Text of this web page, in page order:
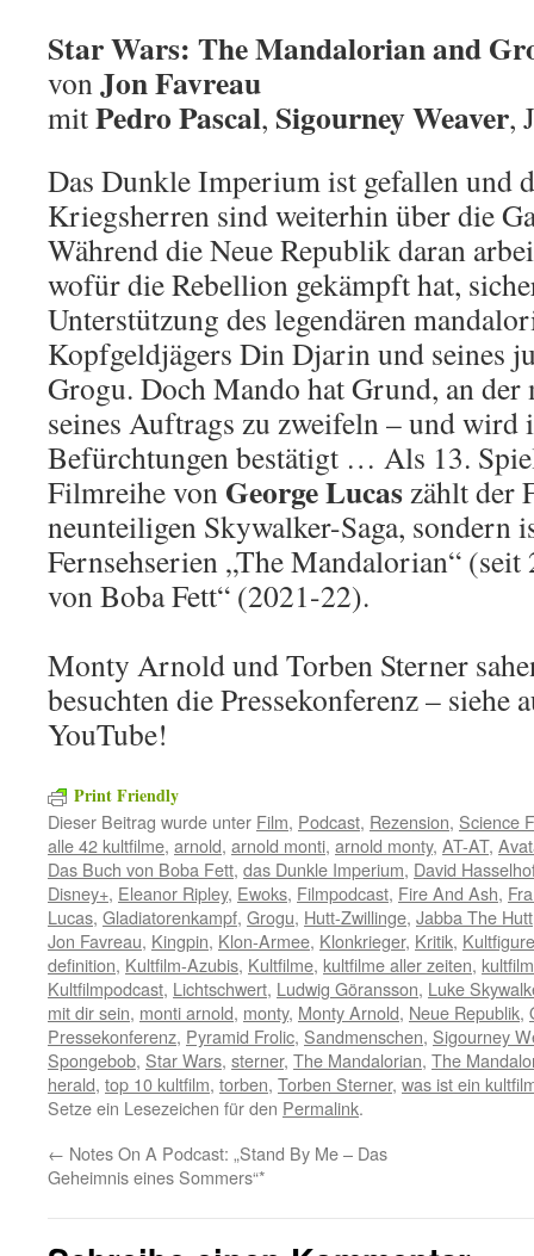
Star Wars: The Mandalorian and
vonJon Favreau
mitPedro Pascal, Sigourney Weaver,
Das Dunkle Imperium ist gefallen und
Kriegsherren sind weiterhin über die
Während die Neue Republik daran
wofür die Rebellion gekämpft hat,
Unterstützung des legendären
Kopfgeldjägers Din Djarin und seines
Grogu. Doch Mando hat Grund, an
seines Auftrags zu zweifeln – und wird
Befürchtungen bestätigt … Als 13.
Filmreihe von George Lucaszählt der
neunteiligen Skywalker-Saga, sondern
Fernsehserien „The Mandalorian“
von Boba Fett“ (2021-22).
Monty Arnold und Torben Sterner
besuchten die Pressekonferenz – siehe
YouTube!
Print Friendly
Dieser Beitrag wurde unter Film, Podcast, Rezension, Science
alle 42 kultfilme, arnold, arnold monti, arnold monty, AT-AT,
Das Buch von Boba Fett, das Dunkle Imperium, David
Disney+, Eleanor Ripley, Ewoks, Filmpodcast, Fire And Ash,
Lucas, Gladiatorenkampf, Grogu, Hutt-Zwillinge, Jabba The Hutt
Jon Favreau, Kingpin, Klon-Armee, Klonkrieger, Kritik,
definition, Kultfilm-Azubis, Kultfilme, kultfilme aller zeiten,
Kultfilmpodcast, Lichtschwert, Ludwig Göransson, Luke
mit dir sein, monti arnold, monty, Monty Arnold, Neue Republik,
Pressekonferenz, Pyramid Frolic, Sandmenschen, Sigourney
Spongebob, Star Wars, sterner, The Mandalorian, The
herald, top 10 kultfilm, torben, Torben Sterner, was ist ein
Setze ein Lesezeichen für den Permalink.
← Notes On A Podcast: „Stand By Me – Das
Geheimnis eines Sommers“*